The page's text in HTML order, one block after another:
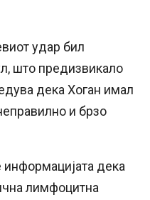
удар бил
што предизвикало
дека Хоган имал
и брзо
дека
лимфоцитна